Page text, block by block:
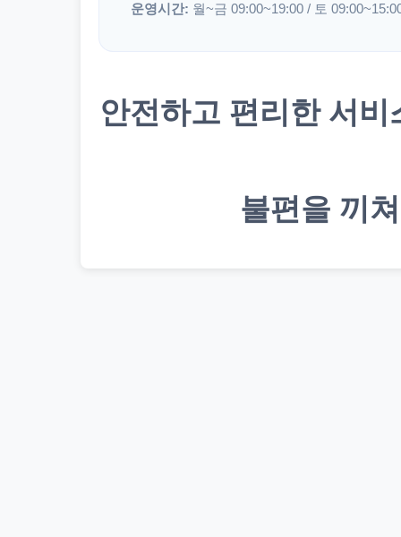
운영시간: 월~금 09:00~19:00 / 토
안전하고 편리한 서
불편을 끼